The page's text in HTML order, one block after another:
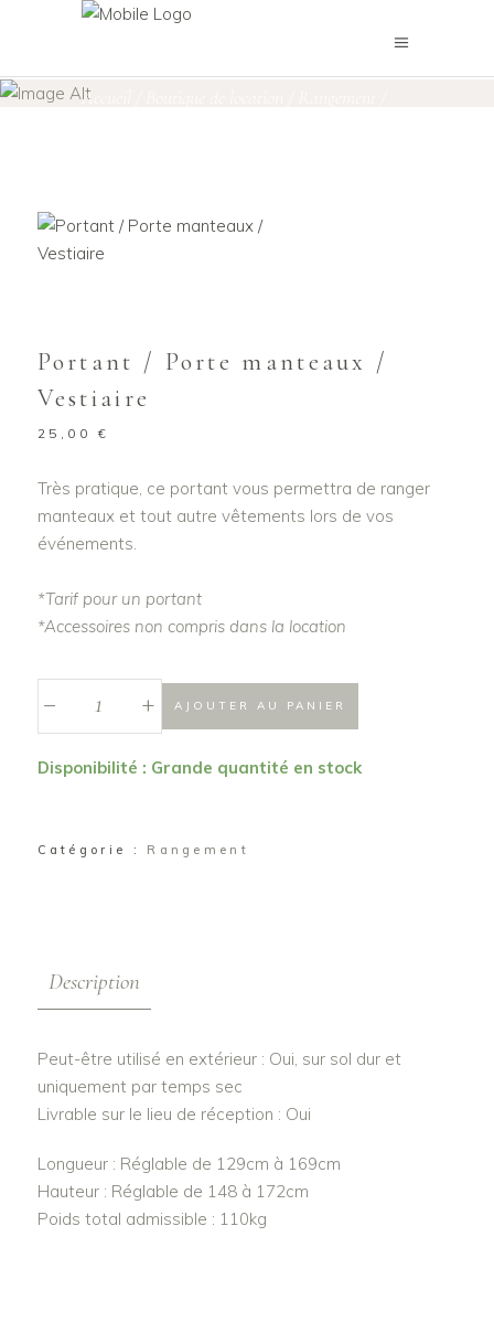
Accueil
Portant / Porte manteaux /
Vestiaire
25,00€
Très pratique, ce portant vous permettra de ranger
manteaux et tout autre vêtements lors de vos
événements.
*Tarif pour un portant
*Accessoires non compris dans la location
manteaux
quantité
+ AJOUTER AU PANIER
Disponibilité : Grande quantité en stock
Catégorie : Rangement
Description
Peut-être utilisé en extérieur : Oui, sur sol dur et
uniquement par temps sec
Livrable sur le lieu de réception : Oui
Longueur : Réglable de 129cm à 169cm
Hauteur : Réglable de 148 à 172cm
Poids total admissible : 110kg